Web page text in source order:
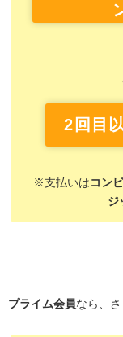
2回目
※支払いは コン
ジ
プライム会員なら、